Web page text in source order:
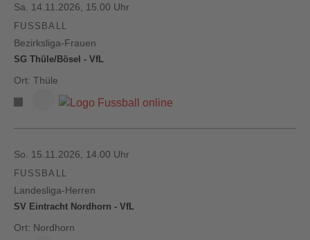
Sa. 14.11.2026, 15.00 Uhr
FUSSBALL
Bezirksliga-Frauen
SG Thüle/Bösel - VfL
Ort: Thüle
So. 15.11.2026, 14.00 Uhr
FUSSBALL
Landesliga-Herren
SV Eintracht Nordhorn - VfL
Ort: Nordhorn